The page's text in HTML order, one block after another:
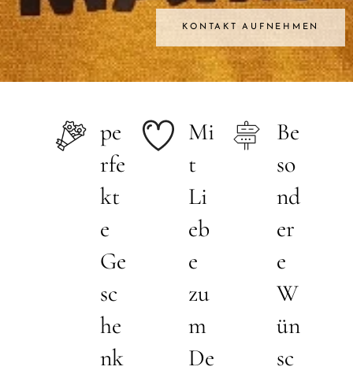
KONTAKT AUFNEHMEN
pe
rfe
kt
e
Ge
sc
he
nk
Mi
t
Li
eb
e
zu
m
De
Be
so
nd
er
e
W
ün
sc